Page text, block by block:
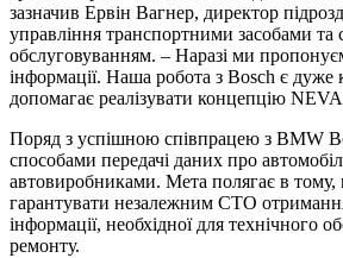
зазначив Ервін Вагнер, директор
управління транспортними засобами та
обслуговуванням. – Наразі ми
інформації. Наша робота з Bosch є дуже
допомагає реалізувати концепцію
Поряд з успішною співпрацею з BMW
способами передачі даних про
автовиробниками. Мета полягає в
гарантувати незалежним СТО
інформації, необхідної для технічного
ремонту.